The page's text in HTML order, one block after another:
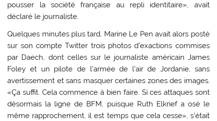
pousser la société française au repli identitaire», avait
déclaré le journaliste.
Quelques minutes plus tard, Marine Le Pen avait alors posté
sur son compte Twitter trois photos d’exactions commises
par Daech, dont celles sur le journaliste américain James
Foley et un pilote de l’armée de l’air de Jordanie, sans
avertissement et sans masquer certaines zones des images.
«Ça suffit. Cela commence à bien faire. Si ces attaques sont
désormais la ligne de BFM, puisque Ruth Elkrief a osé le
même rapprochement, il est temps que cela cesse», s’était